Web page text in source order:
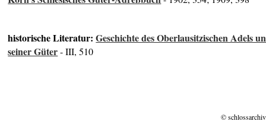
historische Literatur:Geschichte des Oberlausitzischen Adels
seiner Güter- III, 510
©